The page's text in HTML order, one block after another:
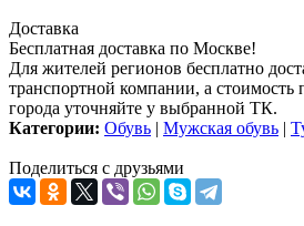
Доставка
Бесплатная доставка по Москве!
Для жителей регионов бесплатно
транспортной компании, а стоимость
города уточняйте у выбранной ТК.
Категории: Обувь | Мужская обувь |
Поделиться с друзьями